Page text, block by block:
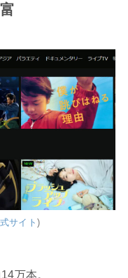
サイト)
万本。